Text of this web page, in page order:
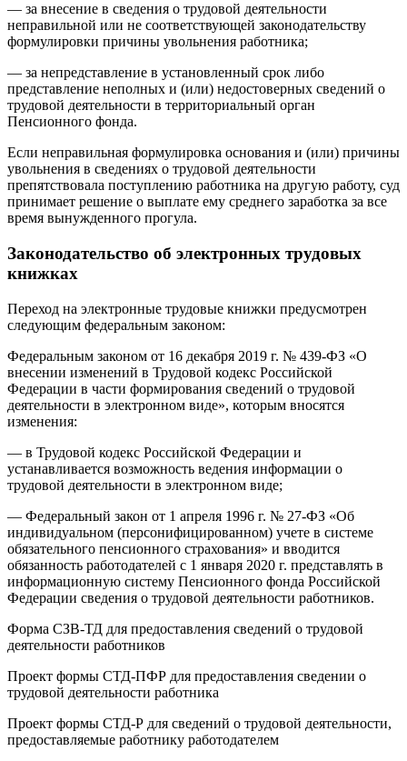
— за внесение в сведения о трудовой деятельности
неправильной или не соответствующей законодательству
формулировки причины увольнения работника;
— за непредставление в установленный срок либо
представление неполных и (или) недостоверных сведений о
трудовой деятельности в территориальный орган
Пенсионного фонда.
Если неправильная формулировка основания и (или) причины
увольнения в сведениях о трудовой деятельности
препятствовала поступлению работника на другую работу, суд
принимает решение о выплате ему среднего заработка за все
время вынужденного прогула.
Законодательство об электронных трудовых
книжках
Переход на электронные трудовые книжки предусмотрен
следующим федеральным законом:
Федеральным законом от 16 декабря 2019 г. № 439-ФЗ «О
внесении изменений в Трудовой кодекс Российской
Федерации в части формирования сведений о трудовой
деятельности в электронном виде», которым вносятся
изменения:
— в Трудовой кодекс Российской Федерации и
устанавливается возможность ведения информации о
трудовой деятельности в электронном виде;
— Федеральный закон от 1 апреля 1996 г. № 27-ФЗ «Об
индивидуальном (персонифицированном) учете в системе
обязательного пенсионного страхования» и вводится
обязанность работодателей с 1 января 2020 г. представлять в
информационную систему Пенсионного фонда Российской
Федерации сведения о трудовой деятельности работников.
Форма СЗВ-ТД для предоставления сведений о трудовой
деятельности работников
Проект формы СТД-ПФР для предоставления сведении о
трудовой деятельности работника
Проект формы СТД-Р для сведений о трудовой деятельности,
предоставляемые работнику работодателем